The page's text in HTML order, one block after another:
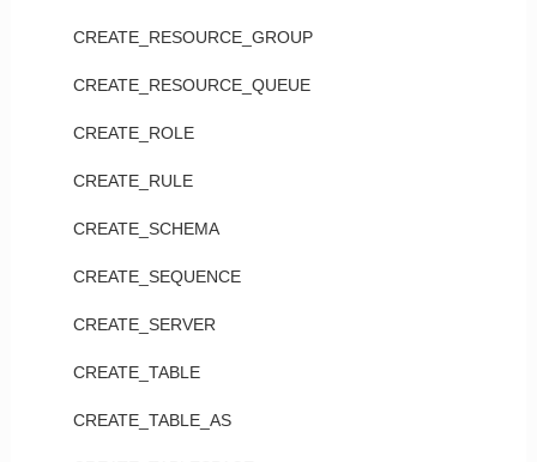
CREATE_RESOURCE_GROUP
CREATE_RESOURCE_QUEUE
CREATE_ROLE
CREATE_RULE
CREATE_SCHEMA
CREATE_SEQUENCE
CREATE_SERVER
CREATE_TABLE
CREATE_TABLE_AS